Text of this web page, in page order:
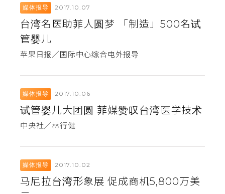
媒体报导 2017.10.07
台湾名医助菲人圆梦 「制造」500名试
管婴儿
苹果日报／国际中心综合电外报导
媒体报导 2017.10.06
试管婴儿大团圆 菲媒赞叹台湾医学技术
中央社／林行健
媒体报导 2017.10.02
马尼拉台湾形象展 促成商机5,800万美